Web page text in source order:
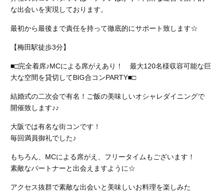
な出会いを実現しております。
最初から最後まで責任を持って徹底的にサポート致します☆
【梅田駅徒歩3分】
■□完全着席♪MCによる席がえあり！ 最大120名様収容可能な巨
大な空間を貸切してBIG合コンPARTY■□
結婚式の二次会で有名！ご飯の美味しいオシャレダイニングで
開催致します♪♪
大阪では有名な街コンです！
毎回満員御礼でした♪
もちろん、MCによる席がえ、フリータイムもございます！
素敵なパートナーと出会えますように☆
アクセス抜群で素敵な出会いと美味しいお料理を楽しみた